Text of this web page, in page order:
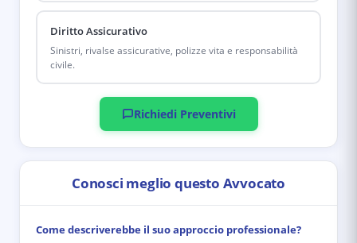
Diritto Assicurativo
Sinistri, rivalse assicurative, polizze vita e responsabilità
civile.
Richiedi Preventivi
Conosci meglio questo Avvocato
Come descriverebbe il suo approccio professionale?